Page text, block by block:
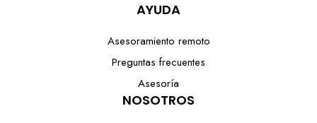
AYUDA
Asesoramiento remoto
Preguntas frecuentes
Asesoría
NOSOTROS